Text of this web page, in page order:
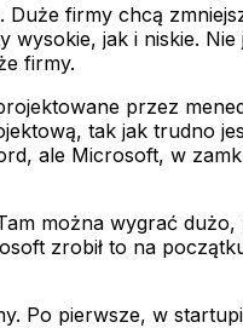
firmy chcą
jak i niskie.
firmy.
przez
tak jak trudno
ale Microsoft, w
można wygrać
zrobił to na
Po pierwsze, w